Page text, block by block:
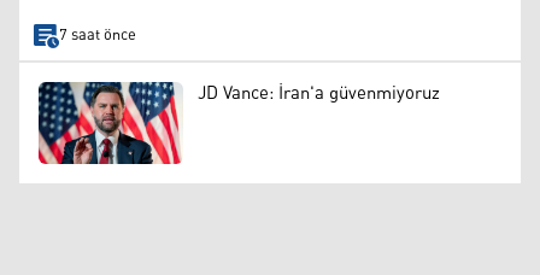
7 saat önce
JD Vance: İran'a güvenmiyoruz